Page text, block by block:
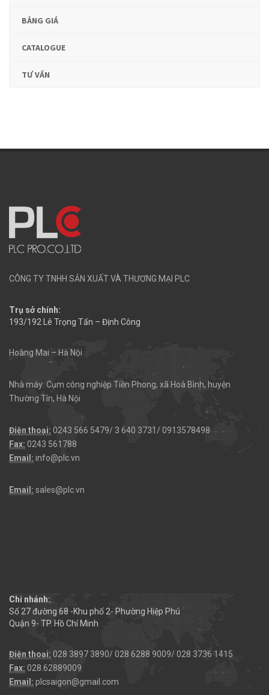
BẢNG GIÁ
CATALOGUE
TƯ VẤN
CÔNG TY TNHH SẢN XUẤT VÀ THƯƠNG MẠI PLC
Trụ sở chính:
193/192 Lê Trọng Tấn – Định Công
Hoàng Mai – Hà Nội
Nhà máy: Cụm công nghiệp Tiền Phong, xã Hoà Bình, huyện
Thường Tín, Hà Nội
Điện thoại: 0243 566 5479/ 3 640 3731/ 0913578498
Fax: 0243 561788
Email: info@plc.vn
Email: sales@plc.vn
Chi nhánh:
Số 27 đường 68 -Khu phố 2- Phường Hiệp Phú
Quận 9- TP. Hồ Chí Minh
Điện thoại: 028 3897 3890/ 028 6288 9009/ 028 3736 1415
Fax: 028.62889009
Email: plcsaigon@gmail.com